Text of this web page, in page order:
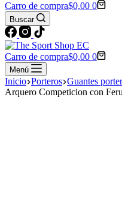
Carro de compra$0,00 0
Buscar
Carro de compra$0,00 0
Menú
Inicio Porteros Guantes
Arquero Competicion con